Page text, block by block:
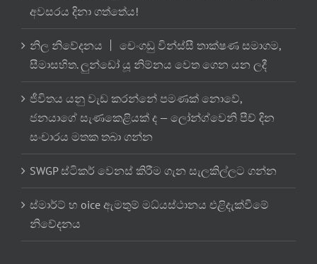
අවසරය දිනා ගත්තේය!
නිල නිවේදනය 丨 චෙංගඩු වින්ස්සී තාක්ෂණ සමාගම,
සීමාසහිත. ලුන්ඩෝ යූ නිම්නය වෙත ගෙන යන ලදී
ජීවිතය යනු වැඩ කරන්නේ පමණක් නොවේ,
ජනයාගේ සැණකෙළියක් ද — ලෝන්ග්වෙනි පීච් දින
සංචාරය මතක තබා ගන්න
SWGP ස්ටිකර් වෙනස් කිරීම ගැන සැලකිල්ලට ගන්න
ස්මාර්ට් හ oice ඇමතුම් මධ්යස්ථානය එළිදැක්වීමේ
නිවේදනය